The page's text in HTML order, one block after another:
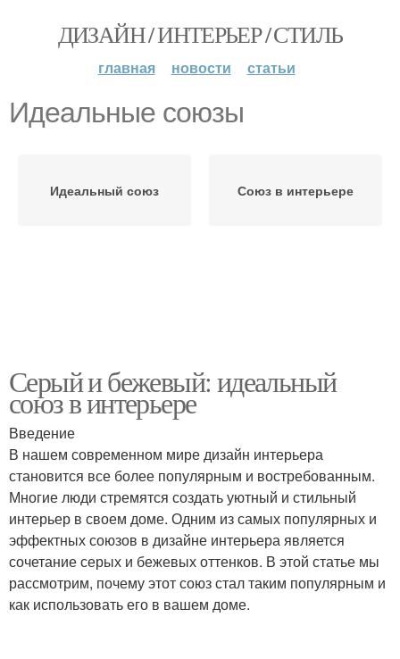
ДИЗАЙН / ИНТЕРЬЕР / СТИЛЬ
главная новости статьи
Идеальные союзы
Идеальный союз Союз в интерьере
Серый и бежевый: идеальный
союз в интерьере
Введение
В нашем современном мире дизайн интерьера
становится все более популярным и востребованным.
Многие люди стремятся создать уютный и стильный
интерьер в своем доме. Одним из самых популярных и
эффектных союзов в дизайне интерьера является
сочетание серых и бежевых оттенков. В этой статье мы
рассмотрим, почему этот союз стал таким популярным и
как использовать его в вашем доме.